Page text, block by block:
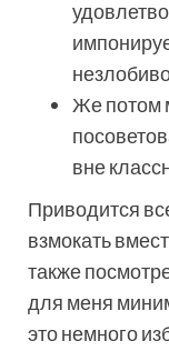
Же потом
вне
Приводится
взмокать
также
для меня
это немного